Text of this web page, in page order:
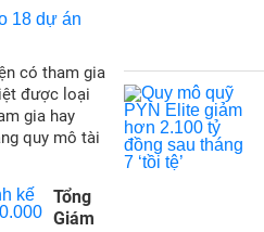
có tham gia
được loại
gia hay
quy mô tài
Tổng
Giám